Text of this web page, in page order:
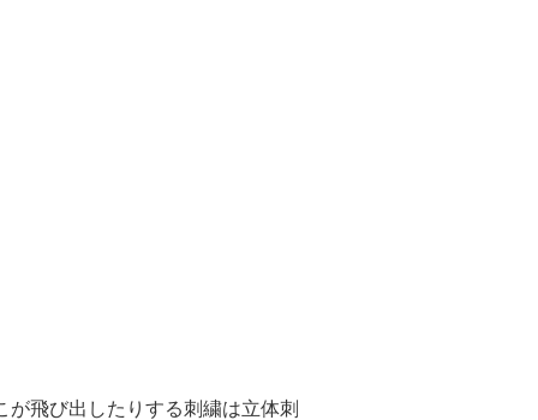
飛び出したりする刺繍は立体刺